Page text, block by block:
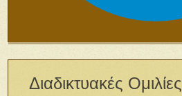
Διαδικτυακές Ομιλίες